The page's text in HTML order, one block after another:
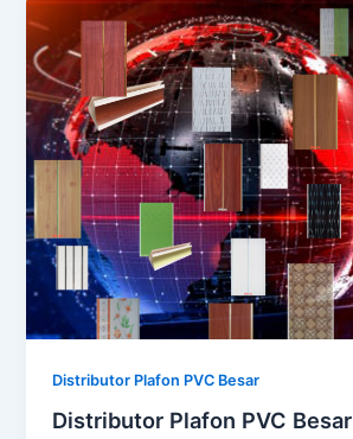
Distributor Plafon PVC Besar
Distributor Plafon PVC Besar